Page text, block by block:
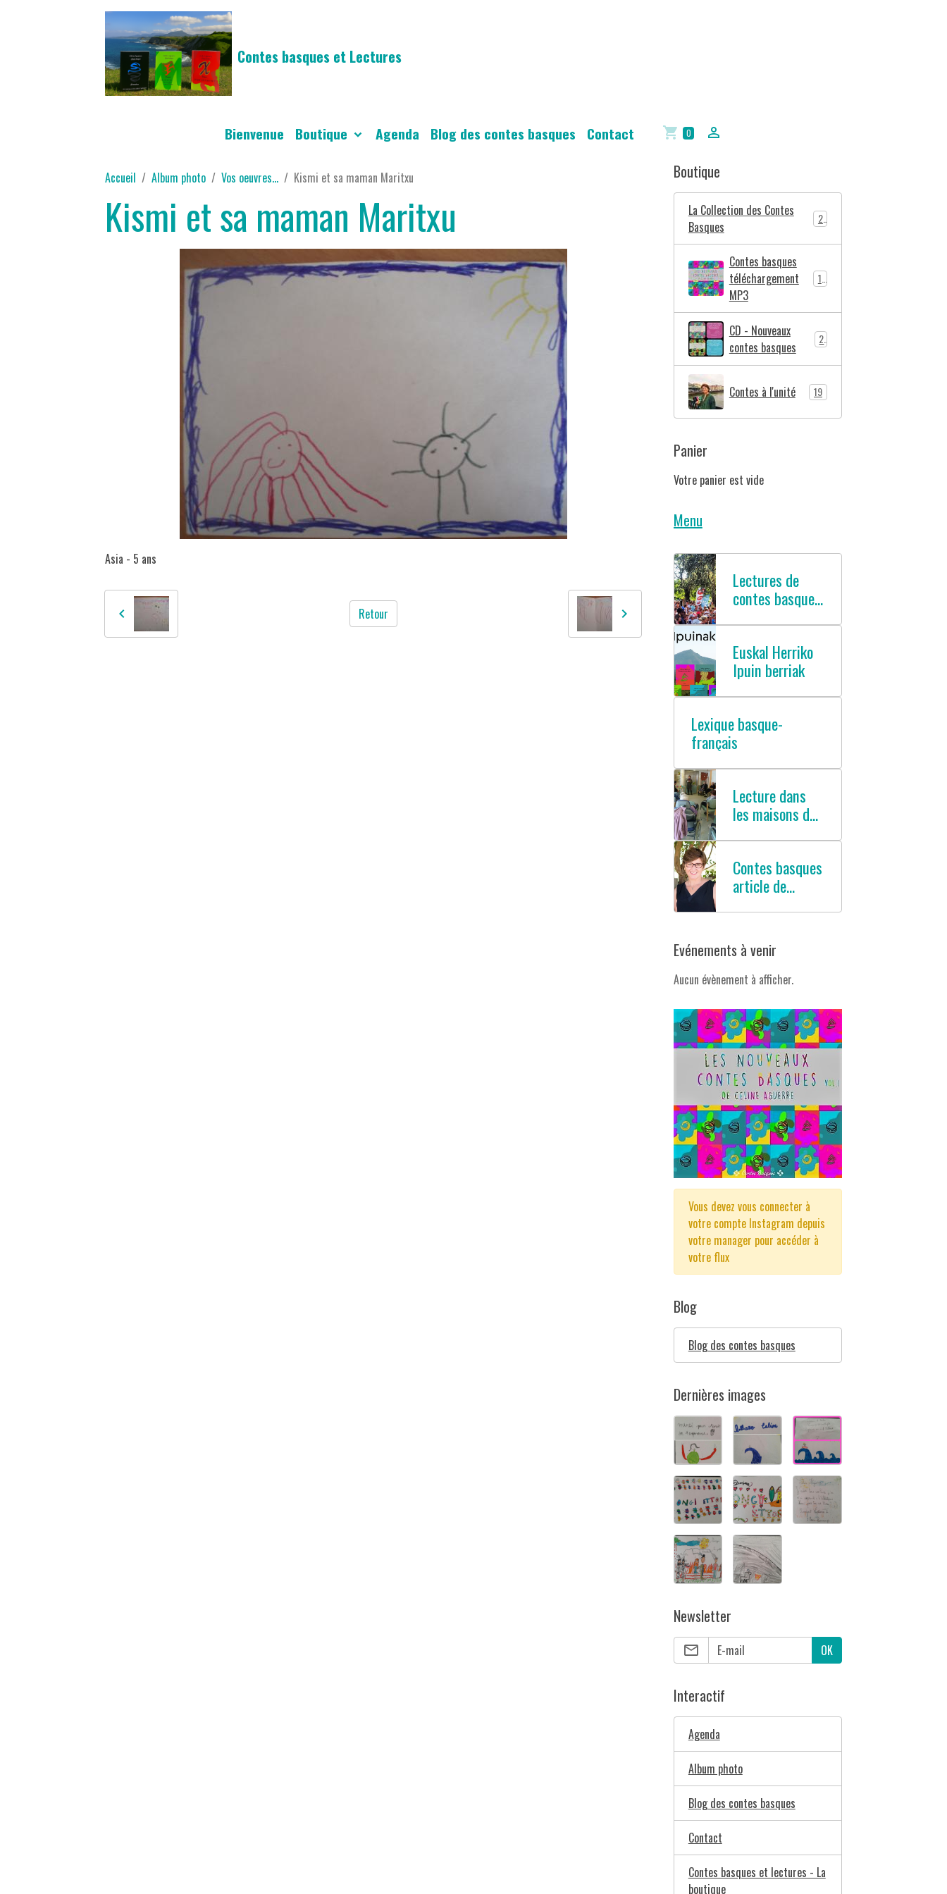
Contes basques et Lectures
Bienvenue Boutique Agenda Blog des contes basques Contact 0
Accueil Album photo Vos oeuvres... Kismi et sa maman Maritxu
Kismi et sa maman Maritxu
Asia - 5 ans
Retour
Boutique
La Collection des Contes
Basques
2
Contes basques
téléchargement
MP3
CD - Nouveaux
contes basques
Contes à l'unité 19
Panier
Votre panier est vide
Menu
Lectures de
contes basques
Euskal Herriko
Ipuin berriak
Lexique basque-
français
Lecture dans
les maisons de
Contes basques
article de
Evénements à venir
Aucun évènement à afficher.
Vous devez vous connecter à
votre compte Instagram depuis
votre manager pour accéder à
votre flux
Blog
Blog des contes basques
Dernières images
Newsletter
OK
Interactif
Agenda
Album photo
Blog des contes basques
Contact
Contes basques et lectures - La
boutique